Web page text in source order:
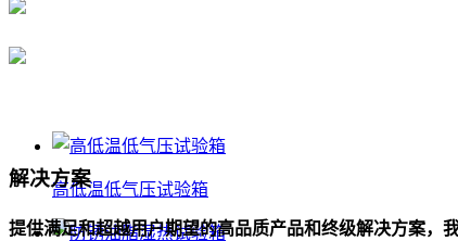
高低温低气压试验箱
解决方案
提供满足和超越用户期望的高品质产品和终级解决方案，